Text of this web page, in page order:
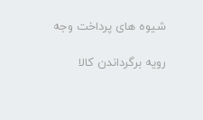
شیوه های پرداخت وجه
رویه برگرداندن کالا